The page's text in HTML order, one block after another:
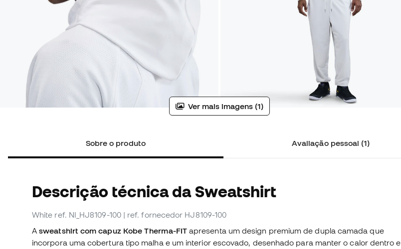
Ver mais imagens (1)
Sobre o produto Avaliação pessoal (1)
Descrição técnica da Sweatshirt
White ref. NI_HJ8109-100 | ref. fornecedor HJ8109-100
Asweatshirt com capuz Kobe Therma-FITapresenta um design premium de dupla camada que
incorpora uma cobertura tipo malha e um interior escovado, desenhado para manter o calor dentro e